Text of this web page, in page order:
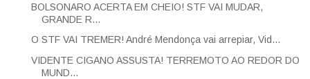
BOLSONARO ACERTA EM CHEIO! STF VAI MUDAR,
GRANDE R...
O STF VAI TREMER! André Mendonça vai arrepiar, Vid...
VIDENTE CIGANO ASSUSTA! TERREMOTO AO REDOR DO
MUND...